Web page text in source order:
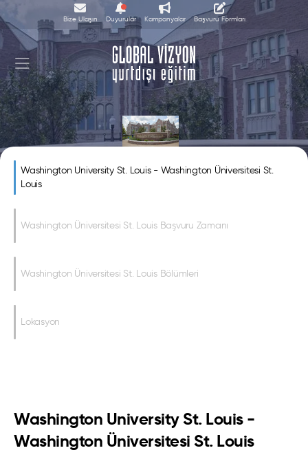
Bize Ulaşın Duyurular Kampanyalar Başvuru Formları
Washington Üniversitesi St. Louis
Washington University St. Louis - Washington Üniversitesi St.
Louis
Washington Üniversitesi St. Louis Başvuru Zamanı
Washington Üniversitesi St. Louis Bölümleri
Lokasyon
Washington University St. Louis -
Washington Üniversitesi St. Louis